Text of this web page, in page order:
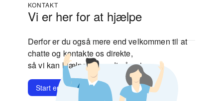
KONTAKT
Vi er her for at hjælpe
Derfor er du også mere end velkommen til at
chatte og kontakte os direkte,
så vi kan hjælpe dig godt på vej.
Start en chat Kontakt os